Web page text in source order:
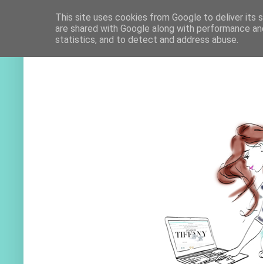
This site uses cookies from Google to deliver its
are shared with Google along with performance
statistics, and to detect and address abuse.